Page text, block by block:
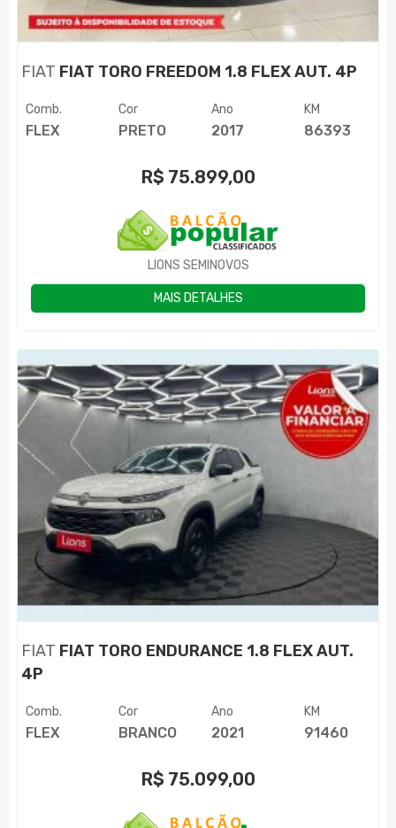
FIAT FIAT TORO FREEDOM 1.8 FLEX AUT. 4P
Comb.
FLEX
Cor
PRETO
Ano
2017
KM
86393
R$ 75.899,00
LIONS SEMINOVOS
MAIS DETALHES
FIAT FIAT TORO ENDURANCE 1.8 FLEX AUT.
4P
Comb.
FLEX
Cor
BRANCO
Ano
2021
KM
91460
R$ 75.099,00